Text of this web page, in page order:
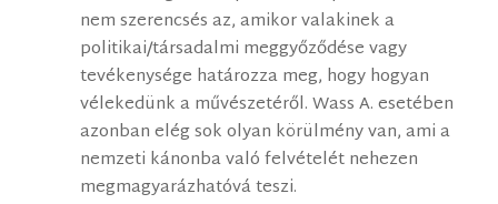
nem szerencsés az, amikor valakinek a
politikai/társadalmi meggyőződése vagy
tevékenysége határozza meg, hogy hogyan
vélekedünk a művészetéről. Wass A. esetében
azonban elég sok olyan körülmény van, ami a
nemzeti kánonba való felvételét nehezen
megmagyarázhatóvá teszi.